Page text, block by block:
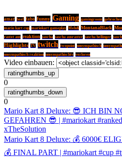
amar beef fabo funny Gaming gamingroom gebrochen
mario kart cup mariokart gameplay Mehdi MontanaBlack
rastet aus reaktion sascha sascha ausraster sascha hellinger
Highlights TV twitch twopoint unsympathisch
unsympathisch reaktion unsympathischtv verloren
Video einbauen:
0
0
Mario Kart 8 Deluxe: 😎 ICH BIN
GEFAHREN 😎 | #mariokart
xTheSolution
Mario Kart 8 Deluxe: 💰 6000€
💰 FINAL PART | #mariokart #cup